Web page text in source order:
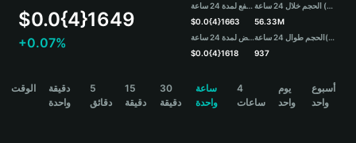
Português (Portugal)
Bahasa Indonesia
বাংলা
$0.0{4}1649
+0.07%
مرتفع لمدة 24 ساعة
$0.0{4}1663
منخفض لمدة 24 ساعة
$0.0{4}1618
الحجم خلال 24 ساعة (MEMESTOCK)
56.33M
الحجم طوال 24 ساعة(USDT)
937
الوقت
دقيقة
واحدة
5
دقائق
15
دقيقة
30
دقيقة
ساعة
واحدة
4
ساعات
يوم
واحد
أسبوع
واحد